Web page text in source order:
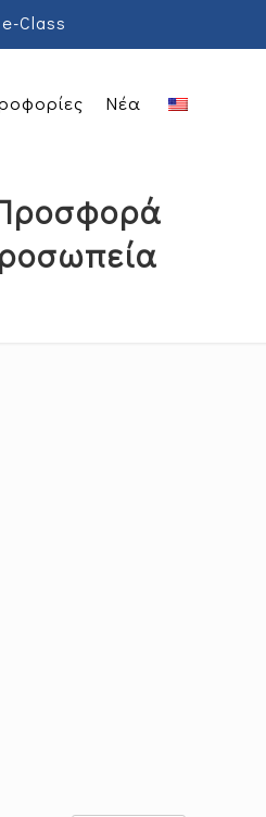
e-Class
Νέα